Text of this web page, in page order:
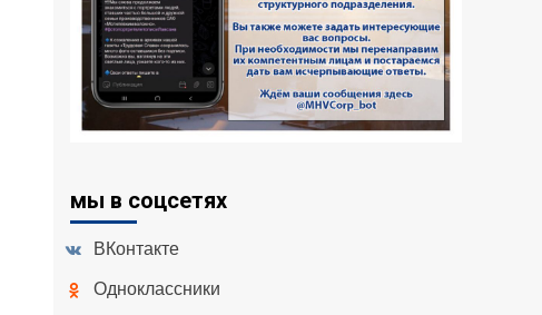
мы в соцсетях
ВКонтакте
Одноклассники